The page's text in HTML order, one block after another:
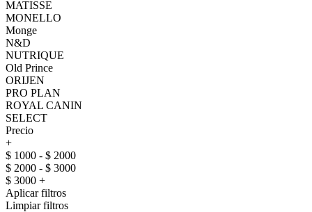
MATISSE
MONELLO
Monge
N&D
NUTRIQUE
Old Prince
ORIJEN
PRO PLAN
ROYAL CANIN
SELECT
Precio
+
$ 1000 - $ 2000
$ 2000 - $ 3000
$ 3000 +
Aplicar filtros
Limpiar filtros